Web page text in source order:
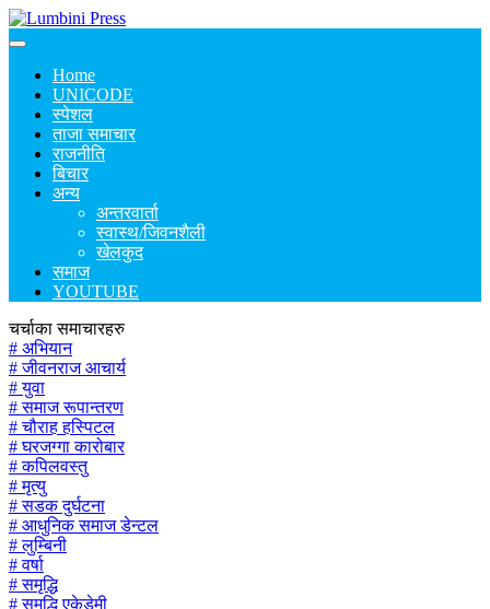
Home
UNICODE
स्पेशल
ताजा समाचार
राजनीति
बिचार
अन्य
अन्तरवार्ता
स्वास्थ/जिवनशैली
खेलकुद
समाज
YOUTUBE
चर्चाका समाचारहरु
# अभियान
# जीवनराज आचार्य
# युवा
# समाज रूपान्तरण
# चौराह हस्पिटल
# घरजग्गा कारोबार
# कपिलवस्तु
# मृत्यु
# सडक दुर्घटना
# आधुनिक समाज डेन्टल
# लुम्बिनी
# वर्षा
# समृद्धि
# समृद्धि एकेडेमी